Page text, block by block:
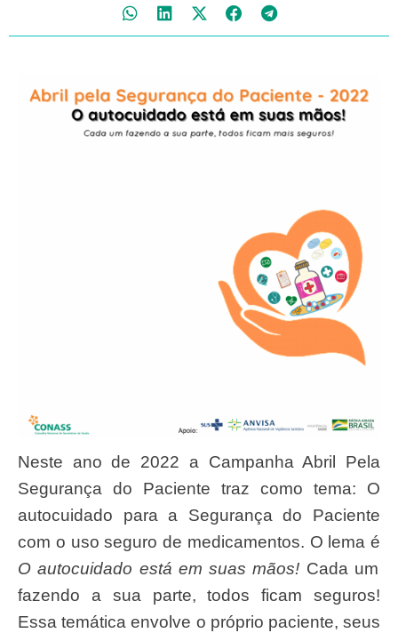
Neste ano de 2022 a Campanha Abril Pela
Segurança do Paciente traz como tema: O
autocuidado para a Segurança do Paciente
com o uso seguro de medicamentos. O lema é
O autocuidado está em suas mãos! Cada um
fazendo a sua parte, todos ficam seguros!
Essa temática envolve o próprio paciente, seus